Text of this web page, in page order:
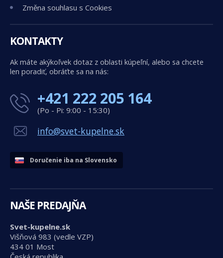
Změna souhlasu s Cookies
KONTAKTY
Ak máte akýkoľvek dotaz z oblasti kúpeľní, alebo sa chcete
len poradiť, obráťte sa na nás:
+421 222 205 164
(Po - Pi: 9:00 - 15:30)
info@svet-kupelne.sk
Doručenie iba na Slovensko
NAŠE PREDAJŇA
Svet-kupelne.sk
Višňová 983 (vedle VZP)
434 01 Most